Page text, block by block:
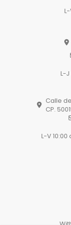
L-J
Calle
CP.
L-V 10:00